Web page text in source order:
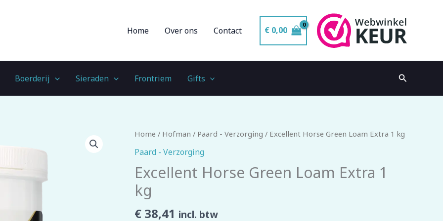
Home Over ons Contact € 0,00
Boerderij Sieraden Frontriem Gifts Zoeken
Home / Hofman / Paard - Verzorging / Excellent Horse Green Loam Extra 1 kg
Paard - Verzorging
Excellent Horse Green Loam Extra 1
kg
€ 38,41 incl. btw
Excellent
Horse
Loam
Extra
kg